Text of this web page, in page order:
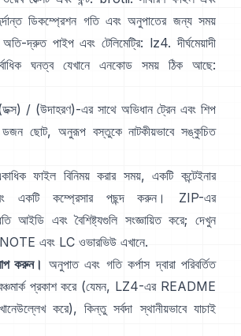
ডিকম্প্রেশন গতি এবং অনুপাতের জন্য সময়
দ্রুত পাইপ এবং টেলিমেট্রি: lz4. দীর্ঘমেয়াদী
ঘনত্ব যেখানে এনকোড সময় ঠিক আছে:
/ (উদাহরণ)-এর সাথে অভিধান ট্রেন এবং শিপ
ছোট, অনুরূপ বস্তুকে নাটকীয়ভাবে সঙ্কুচিত
ফাইল বিনিময় করার সময়, একটি কন্টেইনার
কম্প্রেসার পছন্দ করুন। ZIP-এর
এবং বৈশিষ্ট্যগুলি সংজ্ঞায়িত করে; দেখুন
এবং LC ওভারভিউ এখানে.
করুন। অনুপাত এবং গতি কর্পাস দ্বারা পরিবর্তিত
প্রকাশ করে (যেমন, LZ4-এর README
উল্লেখ করে), কিন্তু সর্বদা স্থানীয়ভাবে যাচাই